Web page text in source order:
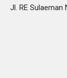
Jl. RE